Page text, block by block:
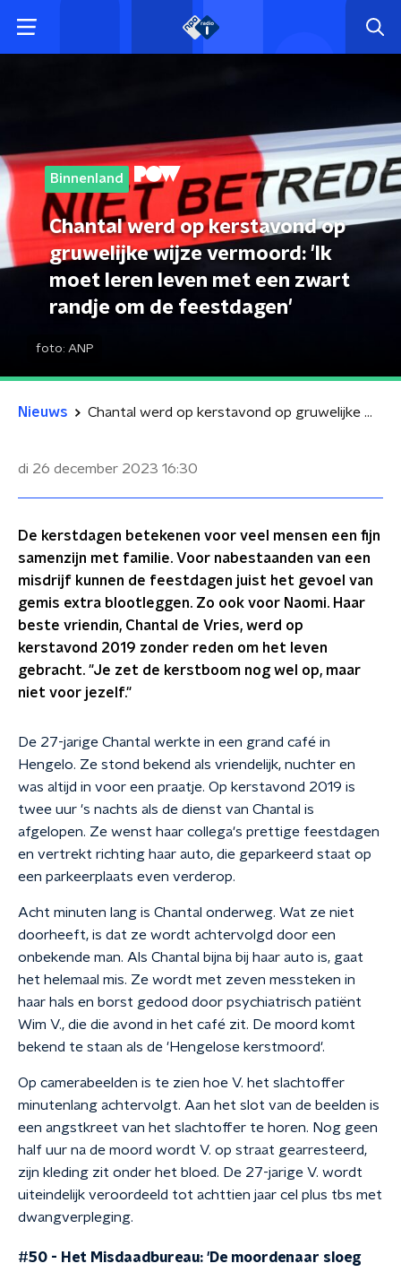
Binnenland
Chantal werd op kerstavond op
gruwelijke wijze vermoord: 'Ik
moet leren leven met een zwart
randje om de feestdagen'
foto: ANP
Nieuws Chantal werd op kerstavond op gruwelijke wijze vermoord: 'Ik moet leren leven met een zwart randje om de feestdagen'
di 26 december 2023 16:30
De kerstdagen betekenen voor veel mensen een fijn
samenzijn met familie. Voor nabestaanden van een
misdrijf kunnen de feestdagen juist het gevoel van
gemis extra blootleggen. Zo ook voor Naomi. Haar
beste vriendin, Chantal de Vries, werd op
kerstavond 2019 zonder reden om het leven
gebracht. "Je zet de kerstboom nog wel op, maar
niet voor jezelf."
De 27-jarige Chantal werkte in een grand café in
Hengelo. Ze stond bekend als vriendelijk, nuchter en
was altijd in voor een praatje. Op kerstavond 2019 is
twee uur 's nachts als de dienst van Chantal is
afgelopen. Ze wenst haar collega's prettige feestdagen
en vertrekt richting haar auto, die geparkeerd staat op
een parkeerplaats even verderop.
Acht minuten lang is Chantal onderweg. Wat ze niet
doorheeft, is dat ze wordt achtervolgd door een
onbekende man. Als Chantal bijna bij haar auto is, gaat
het helemaal mis. Ze wordt met zeven messteken in
haar hals en borst gedood door psychiatrisch patiënt
Wim V., die die avond in het café zit. De moord komt
bekend te staan als de 'Hengelose kerstmoord'.
Op camerabeelden is te zien hoe V. het slachtoffer
minutenlang achtervolgt. Aan het slot van de beelden is
een angstkreet van het slachtoffer te horen. Nog geen
half uur na de moord wordt V. op straat gearresteerd,
zijn kleding zit onder het bloed. De 27-jarige V. wordt
uiteindelijk veroordeeld tot achttien jaar cel plus tbs met
dwangverpleging.
#50 - Het Misdaadbureau: 'De moordenaar sloeg